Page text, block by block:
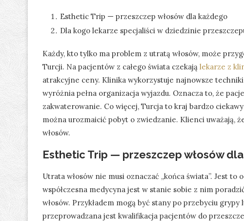
Esthetic Trip — przeszczep włosów dla każdego
Dla kogo lekarze specjaliści w dziedzinie
Każdy, kto tylko ma problem z utratą włosów, może
Turcji. Na pacjentów z całego świata czekają lekarze z
atrakcyjne ceny. Klinika wykorzystuje najnowsze
wyróżnia pełna organizacja wyjazdu. Oznacza to, że
zakwaterowanie. Co więcej, Turcja to kraj bardzo
można urozmaicić pobyt o zwiedzanie. Klienci uważają,
włosów.
Esthetic Trip — przeszczep włosów
Utrata włosów nie musi oznaczać „końca świata”. Jest
współczesna medycyna jest w stanie sobie z nim
włosów. Przykładem mogą być stany po przebyciu grypy
przeprowadzana jest kwalifikacja pacjentów do